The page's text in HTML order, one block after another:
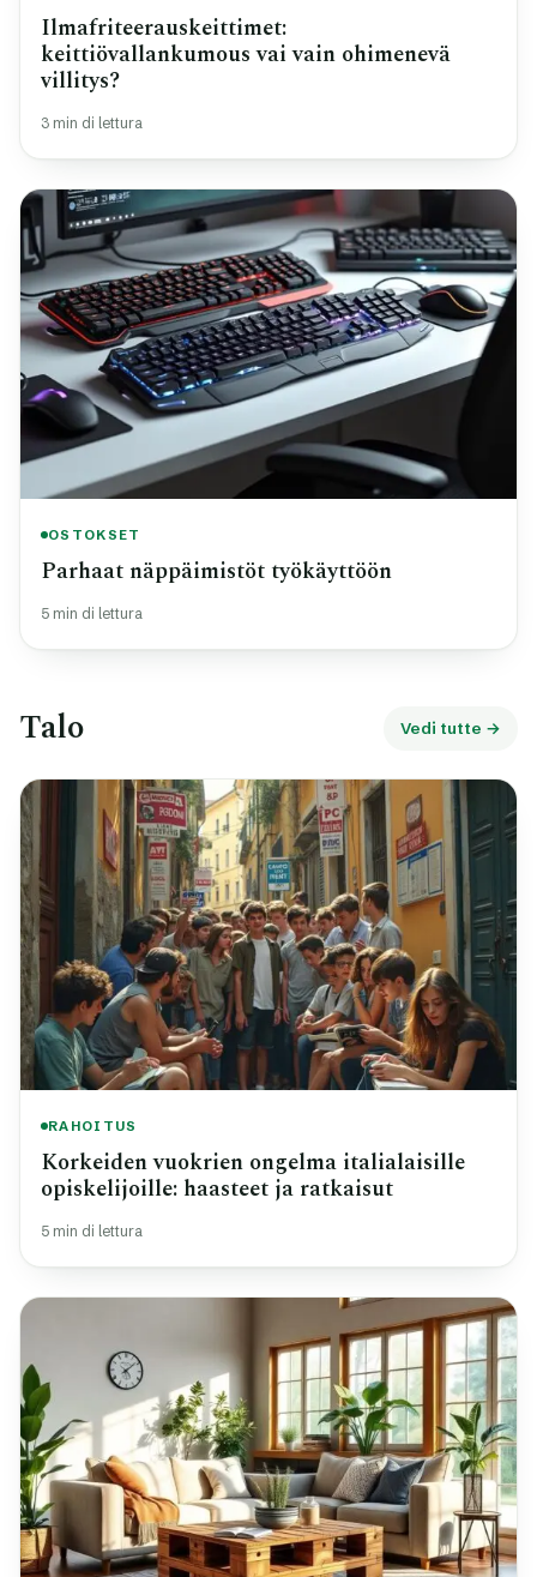
Ilmafriteerauskeittimet:
keittiövallankumous vai vain ohimenevä
villitys?
3 min di lettura
OSTOKSET
Parhaat näppäimistöt työkäyttöön
5 min di lettura
Talo Vedi tutte →
RAHOITUS
Korkeiden vuokrien ongelma italialaisille
opiskelijoille: haasteet ja ratkaisut
5 min di lettura